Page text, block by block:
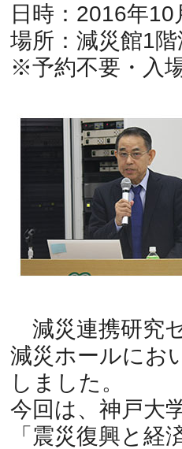
日時：2016年
場所：減災館1
※予約不要・入
減災連携研究
減災ホールにお
しました。
今回は、神戸大
「震災復興と